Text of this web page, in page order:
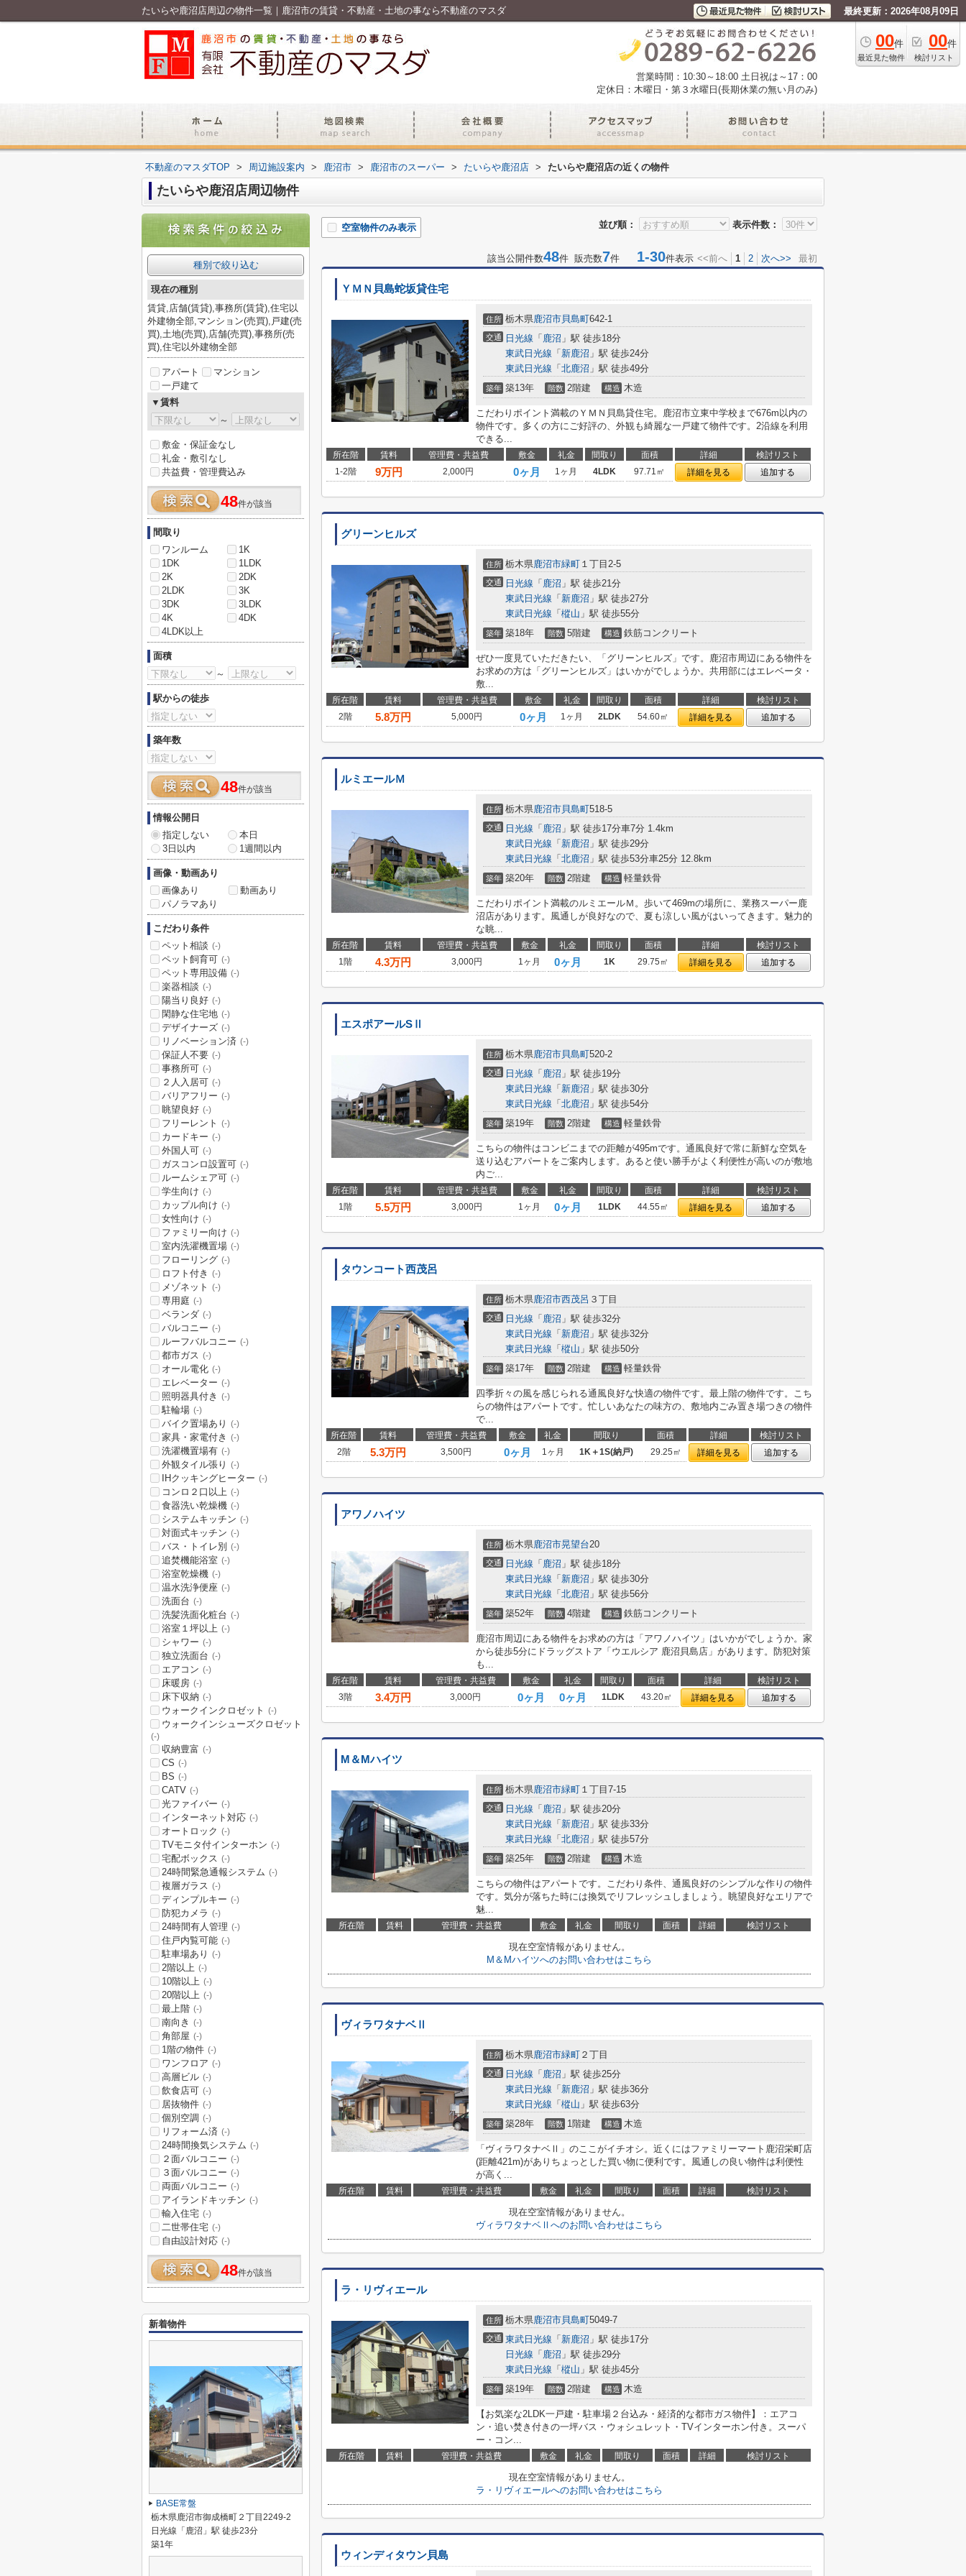
たいらや鹿沼店周辺の物件一覧｜鹿沼市の賃貸・不動産・土地の事なら不動産のマスダ 最終更新：2026年08月09日
00件
最近見た物件
00件
検討リスト
営業時間：10:30～18:00 土日祝は～17：00
定休日：木曜日・第３水曜日(長期休業の無い月のみ)
不動産のマスダTOP > 周辺施設案内 > 鹿沼市 > 鹿沼市のスーパー > たいらや鹿沼店 > たいらや鹿沼店の近くの物件
たいらや鹿沼店周辺物件
並び順： 表示件数：
空室物件のみ表示
該当公開件数48件 販売数7件 1-30件表示 <<前へ 1 2 次へ>> 最初
ＹＭＮ貝島蛇坂貸住宅
住所 栃木県鹿沼市貝島町642-1
交通 日光線 「 鹿沼 」駅 徒歩18分
東武日光線 「 新鹿沼 」駅 徒歩24分
東武日光線 「 北鹿沼 」駅 徒歩49分
築年 築13年 階数 2階建 構造 木造
こだわりポイント満載のＹＭＮ貝島貸住宅。鹿沼市立東中学校まで676m以内の
物件です。多くの方にご好評の、外観も綺麗な一戸建て物件です。2沿線を利用
できる...
所在階 賃料 管理費・共益費 敷金 礼金 間取り 面積 詳細
検討リスト
1-2階
9万円 2,000円 0ヶ月 1ヶ月 4LDK 97.71㎡ 詳細を見る 追加する
グリーンヒルズ
住所 栃木県鹿沼市緑町 １丁目2-5
交通 日光線 「 鹿沼 」駅 徒歩21分
東武日光線 「 新鹿沼 」駅 徒歩27分
東武日光線 「 樅山 」駅 徒歩55分
築年 築18年 階数 5階建 構造 鉄筋コンクリート
ぜひ一度見ていただきたい、「グリーンヒルズ」です。鹿沼市周辺にある物件を
お求めの方は「グリーンヒルズ」はいかがでしょうか。共用部にはエレベータ・
敷...
所在階 賃料 管理費・共益費 敷金 礼金 間取り 面積 詳細
検討リスト
2階
5.8万円 5,000円 0ヶ月 1ヶ月 2LDK 54.60㎡ 詳細を見る 追加する
ルミエールＭ
住所 栃木県鹿沼市貝島町518-5
交通 日光線 「 鹿沼 」駅 徒歩17分車7分 1.4km
東武日光線 「 新鹿沼 」駅 徒歩29分
東武日光線 「 北鹿沼 」駅 徒歩53分車25分 12.8km
築年 築20年 階数 2階建 構造 軽量鉄骨
こだわりポイント満載のルミエールＭ。歩いて469mの場所に、業務スーパー鹿
沼店があります。風通しが良好なので、夏も涼しい風がはいってきます。魅力的
な眺...
所在階 賃料 管理費・共益費 敷金 礼金 間取り 面積 詳細
検討リスト
1階
4.3万円 3,000円 1ヶ月 0ヶ月 1K 29.75㎡ 詳細を見る 追加する
エスポアールSⅡ
住所 栃木県鹿沼市貝島町520-2
交通 日光線 「 鹿沼 」駅 徒歩19分
東武日光線 「 新鹿沼 」駅 徒歩30分
東武日光線 「 北鹿沼 」駅 徒歩54分
築年 築19年 階数 2階建 構造 軽量鉄骨
こちらの物件はコンビニまでの距離が495mです。通風良好で常に新鮮な空気を
送り込むアパートをご案内します。あると使い勝手がよく利便性が高いのが敷地
内ご...
所在階 賃料 管理費・共益費 敷金 礼金 間取り 面積 詳細
検討リスト
1階
5.5万円 3,000円 1ヶ月 0ヶ月 1LDK 44.55㎡ 詳細を見る 追加する
タウンコート西茂呂
住所 栃木県鹿沼市西茂呂 ３丁目
交通 日光線 「 鹿沼 」駅 徒歩32分
東武日光線 「 新鹿沼 」駅 徒歩32分
東武日光線 「 樅山 」駅 徒歩50分
築年 築17年 階数 2階建 構造 軽量鉄骨
四季折々の風を感じられる通風良好な快適の物件です。最上階の物件です。こち
らの物件はアパートです。忙しいあなたの味方の、敷地内ごみ置き場つきの物件
で...
所在階 賃料 管理費・共益費 敷金 礼金 間取り 面積 詳細
検討リスト
2階
5.3万円 3,500円 0ヶ月 1ヶ月 1K＋1S(納戸) 29.25㎡ 詳細を見る 追加する
アワノハイツ
住所 栃木県鹿沼市晃望台20
交通 日光線 「 鹿沼 」駅 徒歩18分
東武日光線 「 新鹿沼 」駅 徒歩30分
東武日光線 「 北鹿沼 」駅 徒歩56分
築年 築52年 階数 4階建 構造 鉄筋コンクリート
鹿沼市周辺にある物件をお求めの方は「アワノハイツ」はいかがでしょうか。家
から徒歩5分にドラッグストア「ウエルシア 鹿沼貝島店」があります。防犯対策
も...
所在階 賃料 管理費・共益費 敷金 礼金 間取り 面積 詳細
検討リスト
3階
3.4万円 3,000円 0ヶ月 0ヶ月 1LDK 43.20㎡ 詳細を見る 追加する
M＆Mハイツ
住所 栃木県鹿沼市緑町 １丁目7-15
交通 日光線 「 鹿沼 」駅 徒歩20分
東武日光線 「 新鹿沼 」駅 徒歩33分
東武日光線 「 北鹿沼 」駅 徒歩57分
築年 築25年 階数 2階建 構造 木造
こちらの物件はアパートです。こだわり条件、通風良好のシンプルな作りの物件
です。気分が落ちた時には換気でリフレッシュしましょう。眺望良好なエリアで
魅...
所在階 賃料 管理費・共益費 敷金 礼金 間取り 面積 詳細 検討リスト
現在空室情報がありません。
M＆Mハイツへのお問い合わせはこちら
ヴィラワタナベⅡ
住所 栃木県鹿沼市緑町 ２丁目
交通 日光線 「 鹿沼 」駅 徒歩25分
東武日光線 「 新鹿沼 」駅 徒歩36分
東武日光線 「 樅山 」駅 徒歩63分
築年 築28年 階数 1階建 構造 木造
「ヴィラワタナベⅡ」のここがイチオシ。近くにはファミリーマート鹿沼栄町店
(距離421m)がありちょっとした買い物に便利です。風通しの良い物件は利便性
が高く...
所在階 賃料 管理費・共益費 敷金 礼金 間取り 面積 詳細 検討リスト
現在空室情報がありません。
ヴィラワタナベⅡへのお問い合わせはこちら
ラ・リヴィエール
住所 栃木県鹿沼市貝島町5049-7
交通 東武日光線 「 新鹿沼 」駅 徒歩17分
日光線 「 鹿沼 」駅 徒歩29分
東武日光線 「 樅山 」駅 徒歩45分
築年 築19年 階数 2階建 構造 木造
【お気楽な2LDK一戸建・駐車場２台込み・経済的な都市ガス物件】：エアコ
ン・追い焚き付きの一坪バス・ウォシュレット・TVインターホン付き。スーパ
ー・コン...
所在階 賃料 管理費・共益費 敷金 礼金 間取り 面積 詳細 検討リスト
現在空室情報がありません。
ラ・リヴィエールへのお問い合わせはこちら
ウィンディタウン貝島
種別で絞り込む
現在の種別
賃貸,店舗(賃貸),事務所(賃貸),住宅以
外建物全部,マンション(売買),戸建(売
買),土地(売買),店舗(売買),事務所(売
買),住宅以外建物全部
アパート
マンション
一戸建て
▼賃料
～
敷金・保証金なし
礼金・敷引なし
共益費・管理費込み
48件が該当
間取り
ワンルーム
1K
1DK
1LDK
2K
2DK
2LDK
3K
3DK
3LDK
4K
4DK
4LDK以上
面積
～
駅からの徒歩
築年数
48件が該当
情報公開日
指定しない
本日
3日以内
1週間以内
画像・動画あり
画像あり
動画あり
パノラマあり
こだわり条件
ペット相談 (-)
ペット飼育可 (-)
ペット専用設備 (-)
楽器相談 (-)
陽当り良好 (-)
閑静な住宅地 (-)
デザイナーズ (-)
リノベーション済 (-)
保証人不要 (-)
事務所可 (-)
２人入居可 (-)
バリアフリー (-)
眺望良好 (-)
フリーレント (-)
カードキー (-)
外国人可 (-)
ガスコンロ設置可 (-)
ルームシェア可 (-)
学生向け (-)
カップル向け (-)
女性向け (-)
ファミリー向け (-)
室内洗濯機置場 (-)
フローリング (-)
ロフト付き (-)
メゾネット (-)
専用庭 (-)
ベランダ (-)
バルコニー (-)
ルーフバルコニー (-)
都市ガス (-)
オール電化 (-)
エレベーター (-)
照明器具付き (-)
駐輪場 (-)
バイク置場あり (-)
家具・家電付き (-)
洗濯機置場有 (-)
外観タイル張り (-)
IHクッキングヒーター (-)
コンロ２口以上 (-)
食器洗い乾燥機 (-)
システムキッチン (-)
対面式キッチン (-)
バス・トイレ別 (-)
追焚機能浴室 (-)
浴室乾燥機 (-)
温水洗浄便座 (-)
洗面台 (-)
洗髪洗面化粧台 (-)
浴室１坪以上 (-)
シャワー (-)
独立洗面台 (-)
エアコン (-)
床暖房 (-)
床下収納 (-)
ウォークインクロゼット (-)
ウォークインシューズクロゼット
(-)
収納豊富 (-)
CS (-)
BS (-)
CATV (-)
光ファイバー (-)
インターネット対応 (-)
オートロック (-)
TVモニタ付インターホン (-)
宅配ボックス (-)
24時間緊急通報システム (-)
複層ガラス (-)
ディンプルキー (-)
防犯カメラ (-)
24時間有人管理 (-)
住戸内覧可能 (-)
駐車場あり (-)
2階以上 (-)
10階以上 (-)
20階以上 (-)
最上階 (-)
南向き (-)
角部屋 (-)
1階の物件 (-)
ワンフロア (-)
高層ビル (-)
飲食店可 (-)
居抜物件 (-)
個別空調 (-)
リフォーム済 (-)
24時間換気システム (-)
２面バルコニー (-)
３面バルコニー (-)
両面バルコニー (-)
アイランドキッチン (-)
輸入住宅 (-)
二世帯住宅 (-)
自由設計対応 (-)
48件が該当
新着物件
BASE常盤
栃木県鹿沼市御成橋町２丁目2249-2
日光線「鹿沼」駅 徒歩23分
築1年